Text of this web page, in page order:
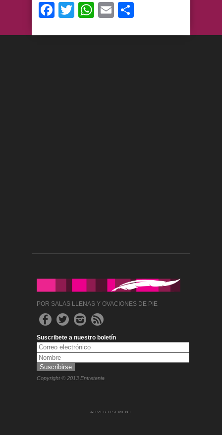
Facebook
TwitterWhatsApp
Email
POR SALAS LLENAS Y OVACIONES DE PIE
Suscribete a nuestro boletín
Copyright © 2013 Entretenia
ADVERTISEMENT